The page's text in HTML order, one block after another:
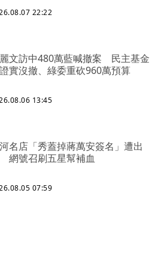
22:22
文訪中480萬藍喊撤案 民主基金
實沒撤、綠委重砍960萬預算
13:45
名店「秀蓋掉蔣萬安簽名」遭出
網號召刷五星幫補血
07:59